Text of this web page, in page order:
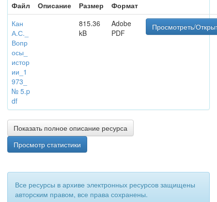
Файл
Описание Размер
Формат
Кан
А.С._
Вопр
осы_
истор
ии_1
973_
№ 5.p
df
815.36
kB
Adobe
PDF
Просмотреть/
Показать полное описание ресурса
Просмотр статистики
Все ресурсы в архиве электронных ресурсов защищены
авторским правом, все права сохранены.